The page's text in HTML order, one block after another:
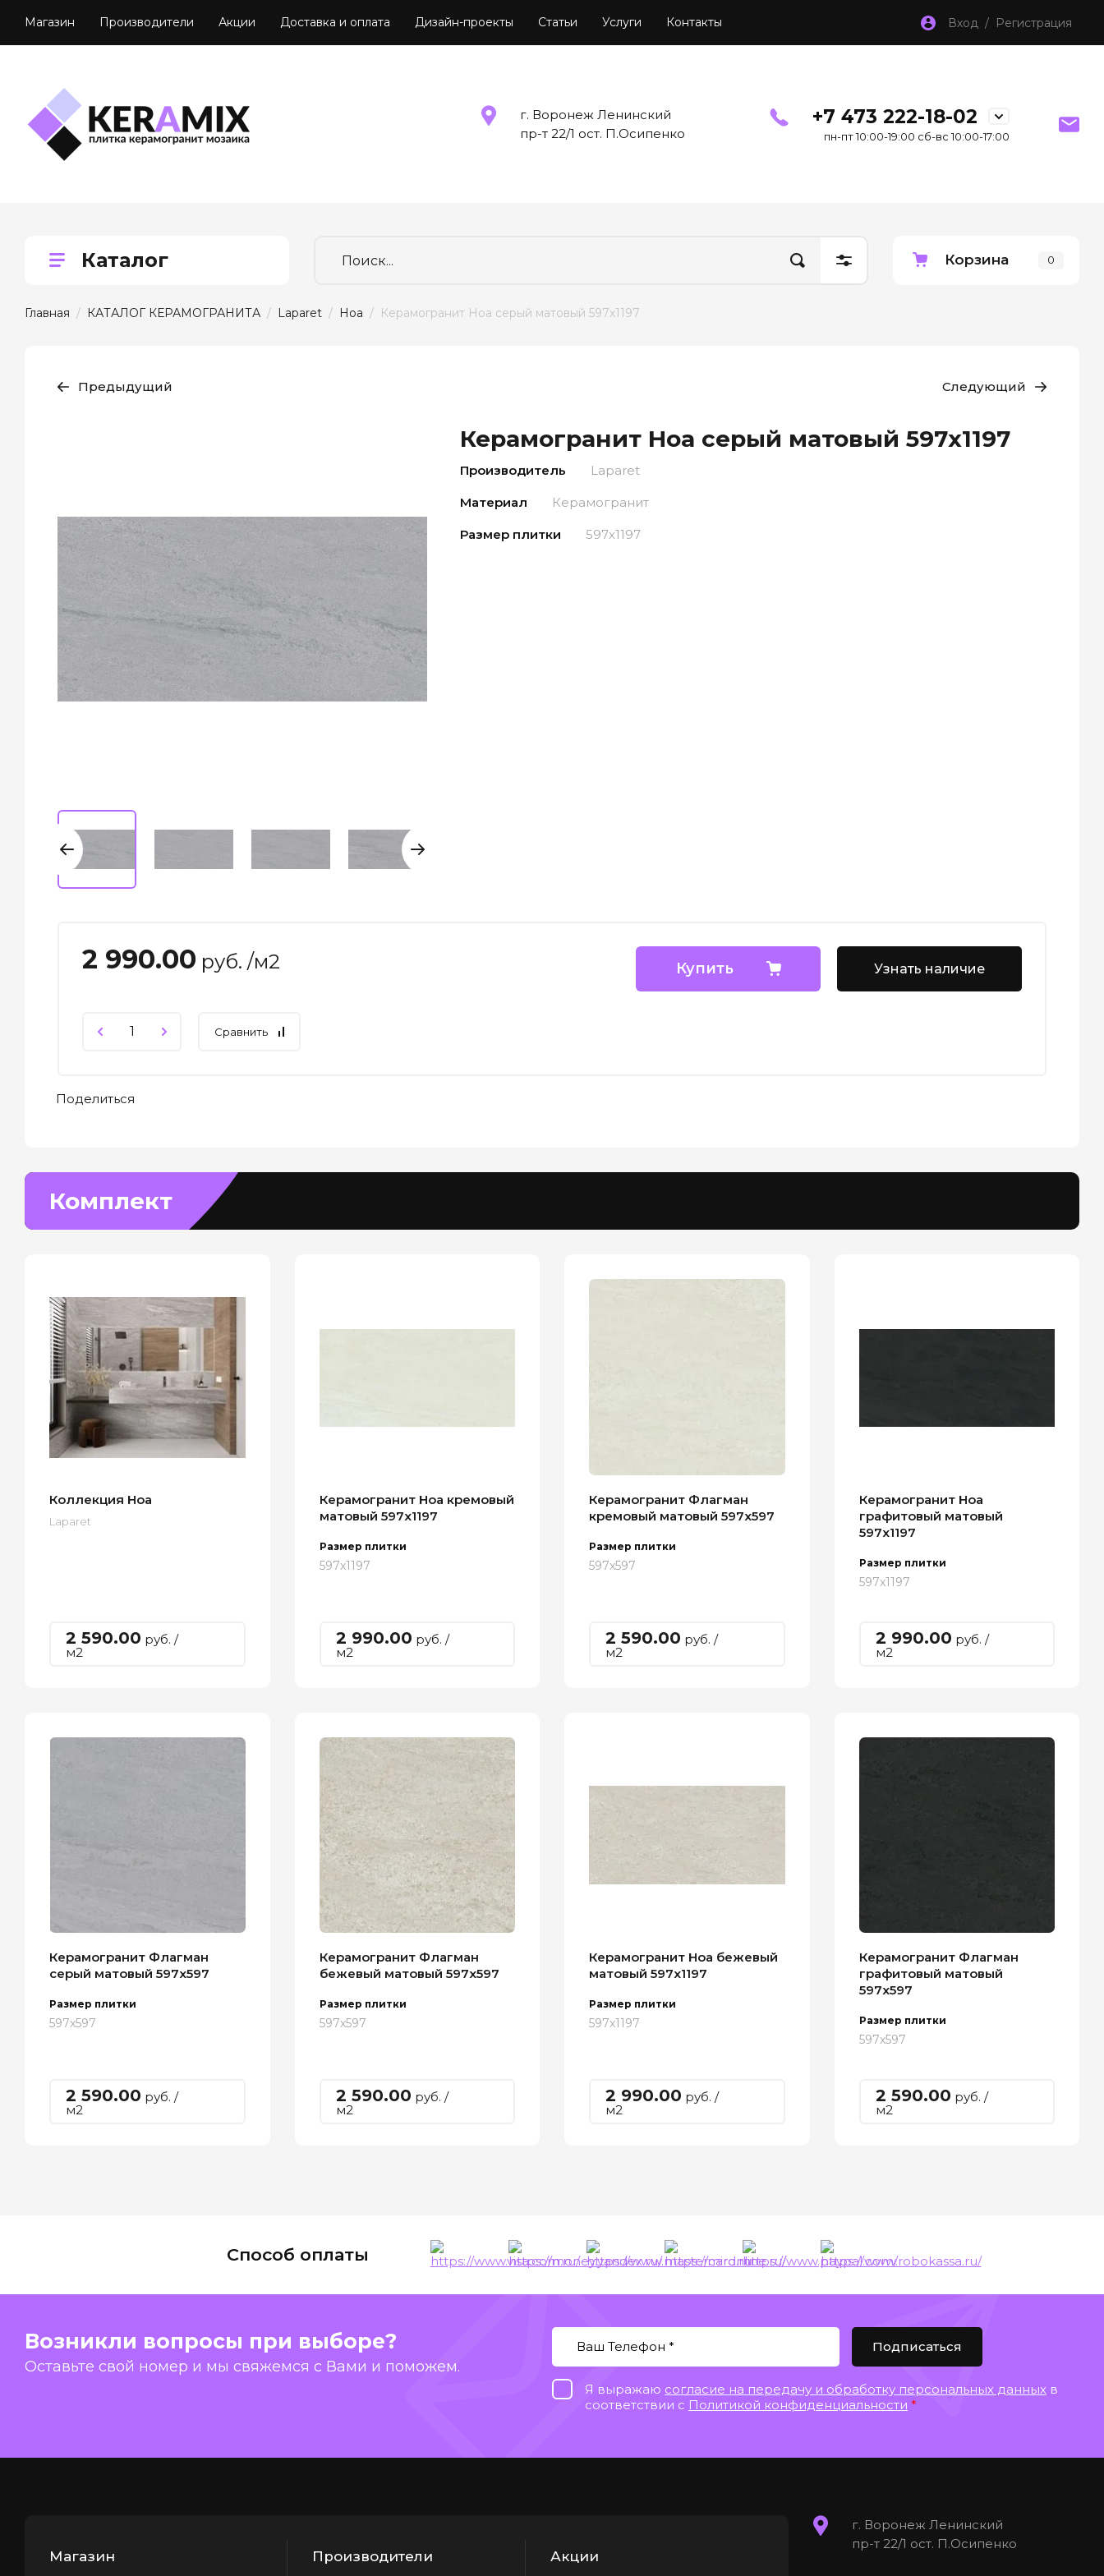
Магазин Производители Акции Доставка и оплата Дизайн-проекты Статьи Услуги Контакты Вход / Регистрация
г. Воронеж Ленинский
пр-т 22/1 ост. П.Осипенко
+7 473 222-18-02
пн-пт 10:00-19:00 сб-вс 10:00-17:00
Каталог Корзина 0
Главная / КАТАЛОГ КЕРАМОГРАНИТА / Laparet / Ноа /  Керамогранит Ноа серый матовый 597х1197
Предыдущий Следующий
Керамогранит Ноа серый матовый 597x1197
Производитель Laparet
Материал Керамогранит
Размер плитки 597х1197
2 990.00 руб. /м2 Купить Узнать наличие
Сравнить
Поделиться
Комплект
Коллекция Ноа
Laparet
2 590.00 руб. /
м2
Керамогранит Ноа кремовый
матовый 597х1197
Размер плитки
597х1197
2 990.00 руб. /
м2
Керамогранит Флагман
кремовый матовый 597х597
Размер плитки
597х597
2 590.00 руб. /
м2
Керамогранит Ноа
графитовый матовый
597х1197
Размер плитки
597х1197
2 990.00 руб. /
м2
Керамогранит Флагман
серый матовый 597х597
Размер плитки
597х597
2 590.00 руб. /
м2
Керамогранит Флагман
бежевый матовый 597х597
Размер плитки
597х597
2 590.00 руб. /
м2
Керамогранит Ноа бежевый
матовый 597х1197
Размер плитки
597х1197
2 990.00 руб. /
м2
Керамогранит Флагман
графитовый матовый
597х597
Размер плитки
597х597
2 590.00 руб. /
м2
Способ оплаты
Возникли вопросы при выборе?
Оставьте свой номер и мы свяжемся с Вами и поможем.
Я выражаю согласие на передачу и обработку персональных данных в
соответствии с Политикой конфиденциальности *
Подписаться
Магазин Производители Акции
г. Воронеж Ленинский
пр-т 22/1 ост. П.Осипенко